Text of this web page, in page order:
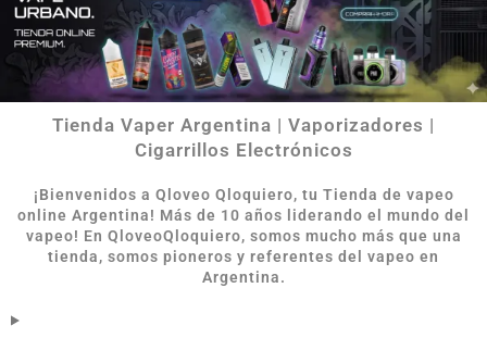
Tienda Vaper Argentina | Vaporizadores |
Cigarrillos Electrónicos
¡Bienvenidos a Qloveo Qloquiero, tu Tienda de vapeo
online Argentina! Más de 10 años liderando el mundo del
vapeo! En QloveoQloquiero, somos mucho más que una
tienda, somos pioneros y referentes del vapeo en
Argentina.